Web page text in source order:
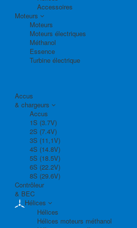
Accessoires
Moteurs
Moteurs
Moteurs électriques
Méthanol
Essence
Turbine électrique
Accus
& chargeurs
Accus
1S (3.7V)
2S (7.4V)
3S (11,1V)
4S (14.8V)
5S (18.5V)
6S (22.2V)
8S (29.6V)
Contrôleur
& BEC
Hélices
Hélices
Hélices moteurs méthanol